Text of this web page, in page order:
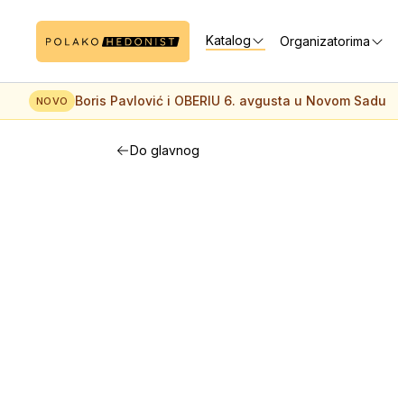
Katalog Organizatorima
NOVO Boris Pavlović i OBERIU 6. avgusta u Novom Sadu
Do glavnog